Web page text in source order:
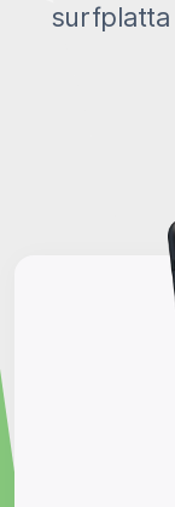
surfplatta